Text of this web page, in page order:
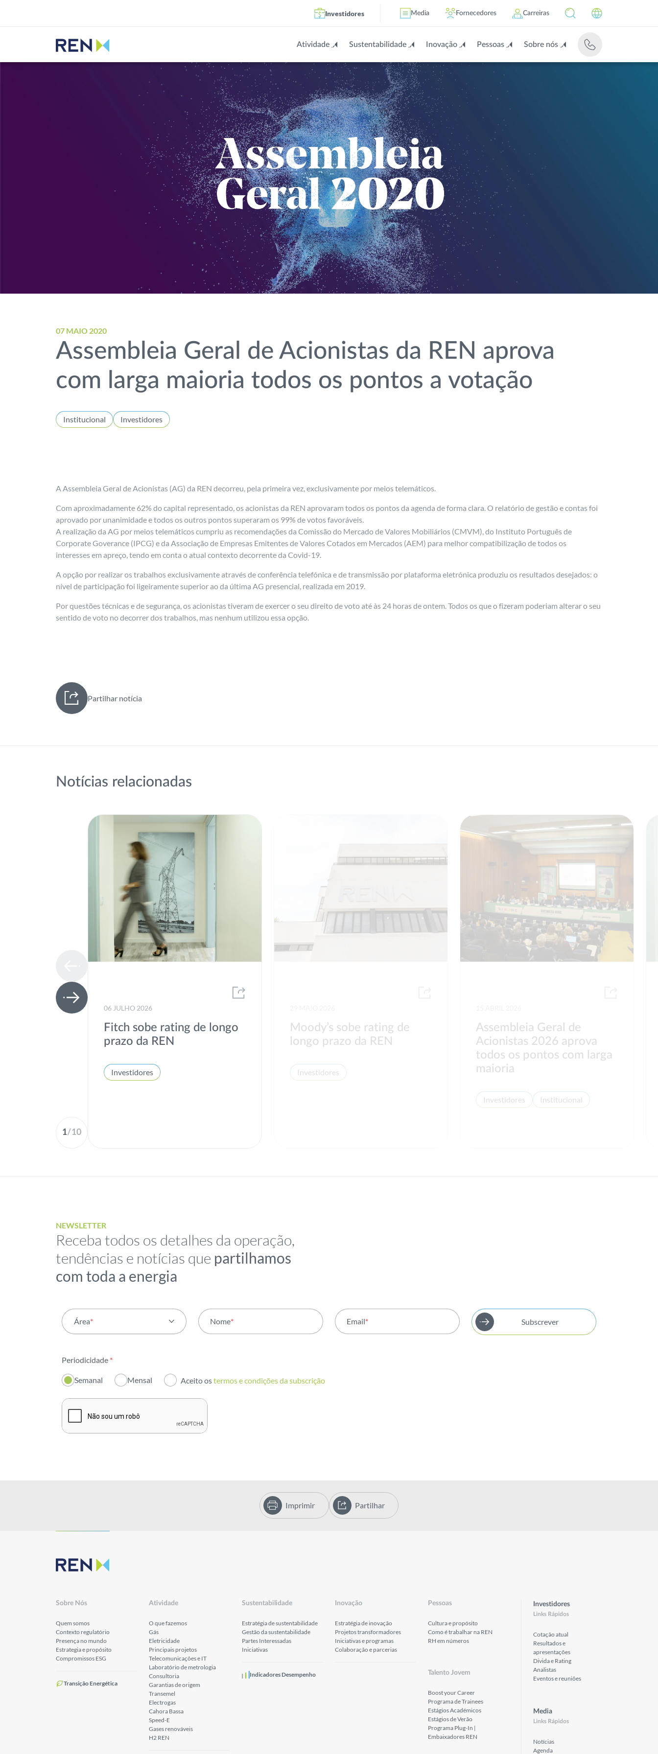
Investidores Media Fornecedores Carreiras
Atividade Sustentabilidade Inovação Pessoas Sobre nós
07 MAIO 2020
Assembleia Geral de Acionistas da REN aprova
com larga maioria todos os pontos a votação
Institucional Investidores
A Assembleia Geral de Acionistas (AG) da REN decorreu, pela primeira vez, exclusivamente por meios telemáticos.
Com aproximadamente 62% do capital representado, os acionistas da REN aprovaram todos os pontos da agenda de forma clara. O relatório de gestão e contas foi
aprovado por unanimidade e todos os outros pontos superaram os 99% de votos favoráveis.
A realização da AG por meios telemáticos cumpriu as recomendações da Comissão do Mercado de Valores Mobiliários (CMVM), do Instituto Português de
Corporate Goverance (IPCG) e da Associação de Empresas Emitentes de Valores Cotados em Mercados (AEM) para melhor compatibilização de todos os
interesses em apreço, tendo em conta o atual contexto decorrente da Covid-19.
A opção por realizar os trabalhos exclusivamente através de conferência telefónica e de transmissão por plataforma eletrónica produziu os resultados desejados: o
nível de participação foi ligeiramente superior ao da última AG presencial, realizada em 2019.
Por questões técnicas e de segurança, os acionistas tiveram de exercer o seu direito de voto até às 24 horas de ontem. Todos os que o fizeram poderiam alterar o seu
sentido de voto no decorrer dos trabalhos, mas nenhum utilizou essa opção.
Partilhar notícia
Notícias relacionadas
1/10
06 JULHO 2026
Fitch sobe rating de longo
prazo da REN
Investidores
Moody’s sobe rating de
longo prazo da REN
Investidores
Assembleia Geral de
Acionistas 2026 aprova
todos os pontos com larga
maioria
Investidores Institucional
NEWSLETTER
Receba todos os detalhes da operação,
tendências e notícias que partilhamos
com toda a energia
Área*
Institucional
Sustentabilidade
Nome* Email* Subscrever
Periodicidade *
Semanal Mensal Aceito ostermos e condições da subscrição
Imprimir Partilhar
Sobre Nós
Quem somos
Contexto regulatório
Presença no mundo
Estrategia e propósito
Compromissos ESG
Transição Energética
Atividade
O que fazemos
Gás
Eletricidade
Principais projetos
Telecomunicações e IT
Laboratório de metrologia
Consultoria
Garantias de origem
Transemel
Electrogas
Cahora Bassa
Speed-E
Gases renováveis
H2 REN
Sustentabilidade
Estratégia de sustentabilidade
Gestão da sustentabilidade
Partes Interessadas
Iniciativas
Indicadores Desempenho
Inovação
Estratégia de inovação
Projetos transformadores
Iniciativas e programas
Colaboração e parcerias
Pessoas
Cultura e propósito
Como é trabalhar na REN
RH em números
Talento Jovem
Boost your Career
Programa de Trainees
Estágios Académicos
Estágios de Verão
Programa Plug-In |
Embaixadores REN
Investidores
Links Rápidos
Cotação atual
Resultados e
apresentações
Divida e Rating
Analistas
Eventos e reuniões
Media
Links Rápidos
Notícias
Agenda